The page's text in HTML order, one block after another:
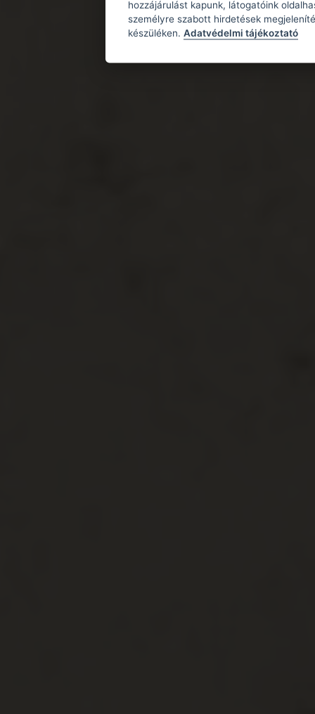
hozzájárulást kapunk, látogatóink
személyre szabott hirdetések
készüléken. Adatvédelmi tájékoztató